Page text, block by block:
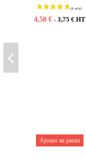
4,50 € - 3,75 € HT
Ajouter au panier